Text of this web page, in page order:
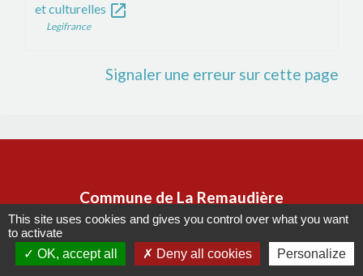
et culturelles open_in_new
Legifrance
Signaler une erreur sur cette page
Commune de La Remaudière
22, rue Olivier de Clisson
44430 La Remaudière - FRANCE
+33 2 40 33 72 30
This site uses cookies and gives you control over what you want
to activate
OK, accept all
Deny all cookies Personalize